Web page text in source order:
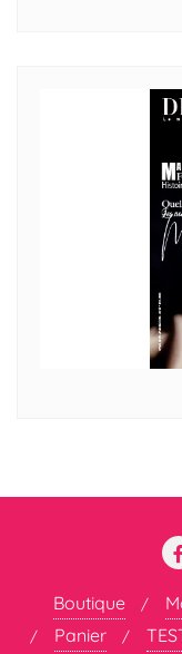
Boutique
Panier